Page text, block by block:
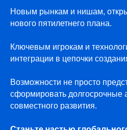
Новым рынкам и нишам,
нового пятилетнего плана.
Ключевым игрокам и
интеграции в цепочки
Возможности не просто
сформировать долгосрочные
совместного развития.